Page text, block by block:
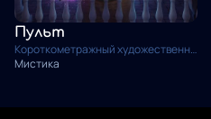
Пульт
Короткометражный художественный фильм
Мистика